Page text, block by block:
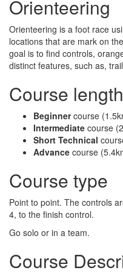
Orienteering
Orienteering is a foot race
locations that are mark on
goal is to find controls,
distinct features, such as,
Course
Beginnercourse
Intermediate course
Short Technical
Advance course
Course type
Point to point. The controls
4, to the finish control.
Go solo or in a team.
Course